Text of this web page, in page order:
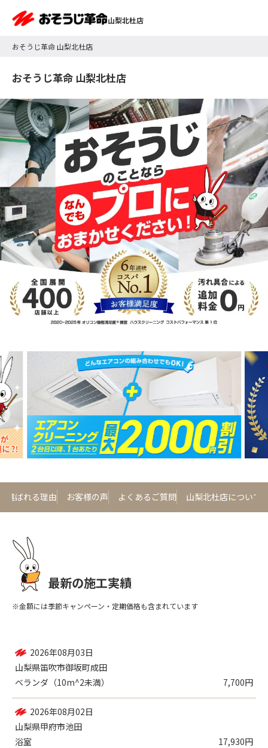
山梨北杜店
おそうじ革命 山梨北杜店
おそうじ革命 山梨北杜店
選ばれる理由 お客様の声 よくあるご質問 山梨北杜店について
最新の施工実績
※金額には季節キャンペーン・定期価格も含まれています
2026年08月03日
山梨県笛吹市御坂町成田
ベランダ（10m^2未満）
7,700円
2026年08月02日
山梨県甲府市池田
浴室
17,930円